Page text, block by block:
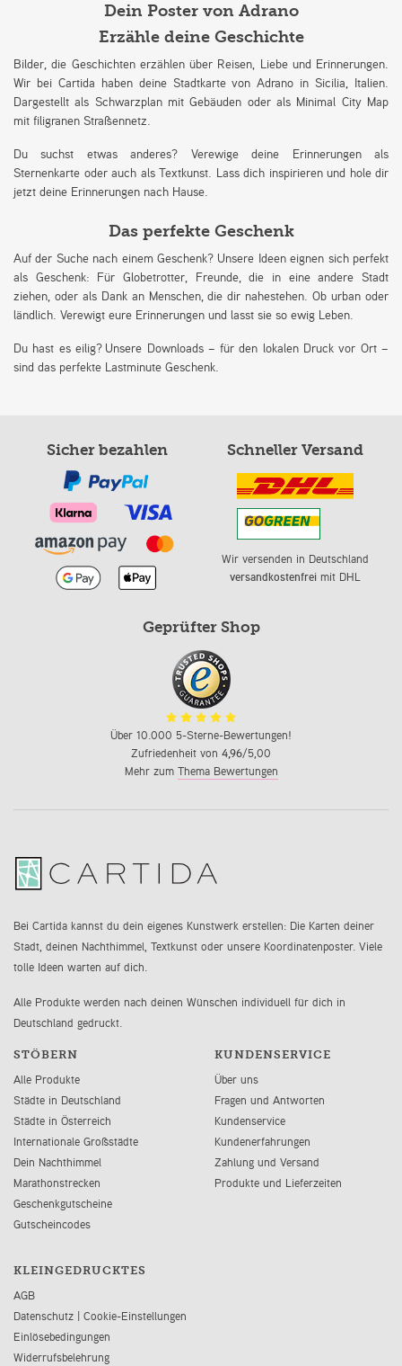
Dein Poster von Adrano
Erzähle deine Geschichte
Bilder, die Geschichten erzählen über Reisen, Liebe und Erinnerungen.
Wir bei Cartida haben deine Stadtkarte von Adrano in Sicilia, Italien.
Dargestellt als Schwarzplan mit Gebäuden oder als Minimal City Map
mit filigranen Straßennetz.
Du suchst etwas anderes? Verewige deine Erinnerungen als
Sternenkarte oder auch als Textkunst. Lass dich inspirieren und hole dir
jetzt deine Erinnerungen nach Hause.
Das perfekte Geschenk
Auf der Suche nach einem Geschenk? Unsere Ideen eignen sich perfekt
als Geschenk: Für Globetrotter, Freunde, die in eine andere Stadt
ziehen, oder als Dank an Menschen, die dir nahestehen. Ob urban oder
ländlich. Verewigt eure Erinnerungen und lasst sie so ewig Leben.
Du hast es eilig? Unsere Downloads – für den lokalen Druck vor Ort –
sind das perfekte Lastminute Geschenk.
Sicher bezahlen Schneller Versand
Wir versenden in Deutschland
versandkostenfreimit DHL
Geprüfter Shop
Über 10.000 5-Sterne-Bewertungen!
Zufriedenheit von 4,96/5,00
Mehr zum Thema Bewertungen
Bei Cartida kannst du dein eigenes Kunstwerk erstellen: Die Karten deiner
Stadt, deinen Nachthimmel, Textkunst oder unsere Koordinatenposter. Viele
tolle Ideen warten auf dich.
Alle Produkte werden nach deinen Wünschen individuell für dich in
Deutschland gedruckt.
STÖBERN
Alle Produkte
Städte in Deutschland
Städte in Österreich
Internationale Großstädte
Dein Nachthimmel
Marathonstrecken
Geschenkgutscheine
Gutscheincodes
KUNDENSERVICE
Über uns
Fragen und Antworten
Kundenservice
Kundenerfahrungen
Zahlung und Versand
Produkte und Lieferzeiten
KLEINGEDRUCKTES
AGB
Datenschutz | Cookie-Einstellungen
Einlösebedingungen
Widerrufsbelehrung